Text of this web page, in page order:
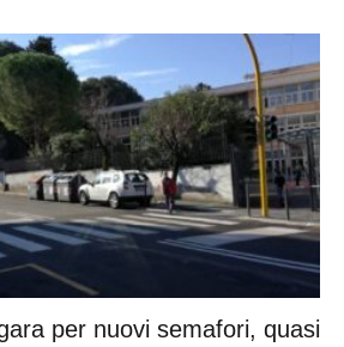
per nuovi semafori, quasi